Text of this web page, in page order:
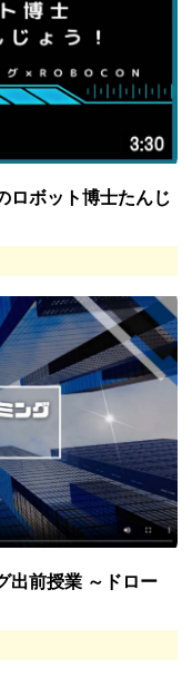
ボット博士たんじ
出前授業 ～ドロー